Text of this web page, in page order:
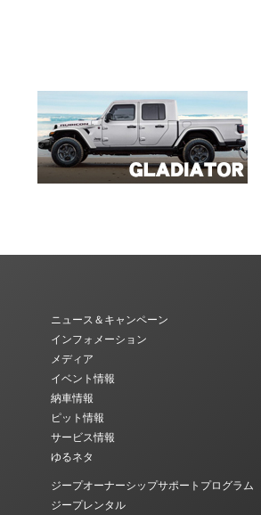
ニュース＆キャンペーン
インフォメーション
メディア
イベント情報
納車情報
ピット情報
サービス情報
ゆるネタ
ジープオーナーシップサポートプログラム
ジープレンタル